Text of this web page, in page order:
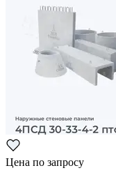
Цена по запросу